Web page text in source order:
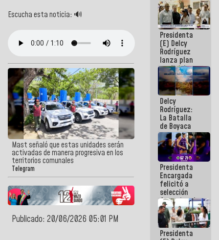
Escucha esta noticia: 🔊
Mast señaló que estas unidades serán
activadas de manera progresiva en los
territorios comunales
Telegram
Publicado: 20/06/2026 05:01 PM
Presidenta
(E) Delcy
Rodríguez
lanza plan
crediticio
con subsidio
a Juntas de
Condominio
Delcy
Rodríguez:
La Batalla
de Boyaca
representa
un capítulo
decisivo en
la gesta
emancipadora
de nuestra
América
Presidenta
Encargada
felicitó a
selección
femenina de
baloncesto
por su
clasificación
a la
Presidenta